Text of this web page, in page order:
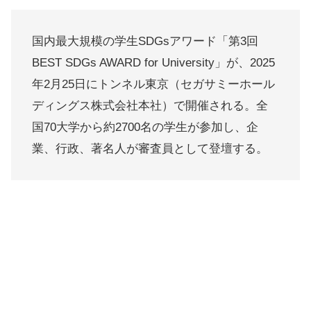
国内最大規模の学生SDGsアワード「第3回
BEST SDGs AWARD for University」が、2025
年2月25日にトンネル東京（セガサミーホール
ディングス株式会社本社）で開催される。全
国70大学から約2700名の学生が参加し、企
業、行政、著名人が審査員として登壇する。